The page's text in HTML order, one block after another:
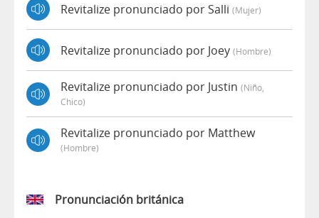
Revitalize pronunciado por Salli (mujer)
Revitalize pronunciado por Joey (hombre)
Revitalize pronunciado por Justin (niño,
Chico)
Revitalize pronunciado por Matthew
(hombre)
Pronunciación británica